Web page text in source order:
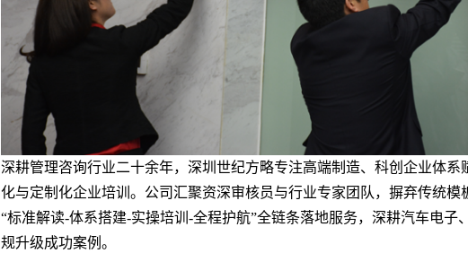
深耕管理咨询行业二十余年，深圳世纪方略专注高端制造、科创企业体
化与定制化企业培训。公司汇聚资深审核员与行业专家团队，摒弃传统
“标准解读-体系搭建-实操培训-全程护航”全链条落地服务，深耕汽车电
规升级成功案例。